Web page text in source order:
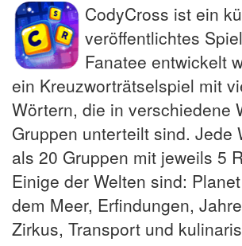
CodyCross ist ein
veröffentlichtes
Fanatee entwickelt
ein Kreuzworträtselspiel mit
Wörtern, die in verschiedene
Gruppen unterteilt sind. Jede
als 20 Gruppen mit jeweils 5
Einige der Welten sind:
dem Meer, Erfindungen,
Zirkus, Transport und